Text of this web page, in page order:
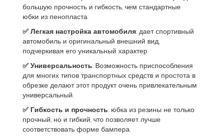
большую прочность и гибкость, чем стандартные
юбки из пенопласта.
✅ Легкая настройка автомобиля: дает спортивный
автомобиль и оригинальный внешний вид,
подчеркивая его уникальный характер.
✅ Универсальность: Возможность приспособления
для многих типов транспортных средств и простота в
обрезке делают этот продукт очень привлекательным
универсальный.
✅ Гибкость и прочность: юбка из резины не только
прочный, но и гибкий, что позволяет лучше
соответствовать форме бампера.